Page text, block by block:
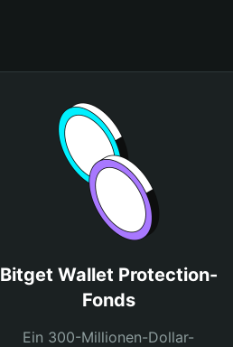
Bitget Wallet Protection-
Fonds
Ein 300-Millionen-Dollar-